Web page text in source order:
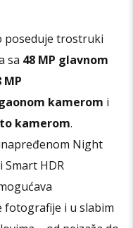
poseduje trostruki
sa 48 MP glavnom
MP
kamerom i
kamerom.
Night
Smart HDR
fotografije i u slabim